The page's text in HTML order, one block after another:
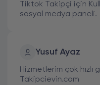
Tiktok Takipçi için
sosyal medya paneli.
Yusuf Ayaz
Hizmetlerim çok hızlı
Takipcievin.com